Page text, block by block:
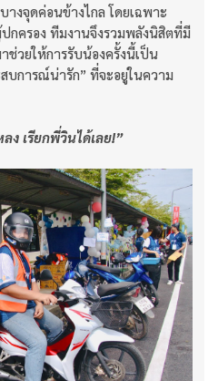
งจุดค่อนข้างไกล โดยเฉพาะ
กครอง ทีมงานจึงรวมพลังนิสิตที่มี
ช่วยให้การรับน้องครั้งนี้เป็น
บการณ์น่ารัก” ที่จะอยู่ในความ
ง เรียกพี่วินได้เลย!”